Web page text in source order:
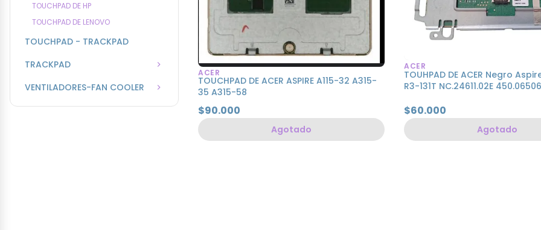
TOUCHPAD DE HP
TOUCHPAD DE LENOVO
TOUCHPAD - TRACKPAD
TRACKPAD
VENTILADORES-FAN COOLER
ACER
TOUCHPAD DE ACER ASPIRE A115-32 A315-
35 A315-58
$90.000
Agotado
ACER
TOUHPAD DE ACER Negro
R3-131T NC.24611.02E
$60.000
Agotado